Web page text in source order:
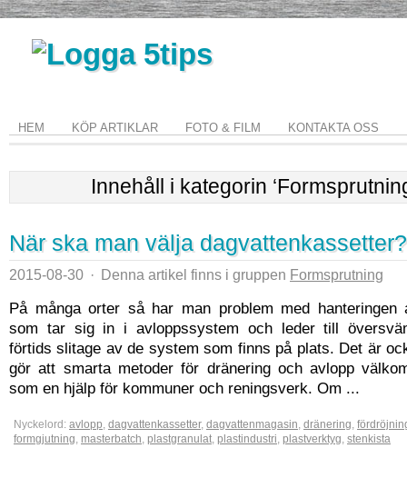
HEM KÖP ARTIKLAR FOTO & FILM KONTAKTA OSS
Innehåll i kategorin
När ska man välja dagvattenkassetter?
2015-08-30 · Denna artikel finns i gruppen Formsprutning
På många orter så har man problem med hanteringen
som tar sig in i avloppssystem och leder till
förtids slitage av de system som finns på plats. Det är
gör att smarta metoder för dränering och avlopp
som en hjälp för kommuner och reningsverk. Om ...
Nyckelord: avlopp, dagvattenkassetter, dagvattenmagasin, dränering,
formgjutning, masterbatch, plastgranulat, plastindustri, plastverktyg, stenkista